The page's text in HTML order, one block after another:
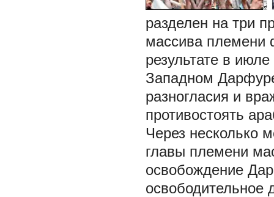
разделен на три
массива
результате в
Западном
разногласия и
противостоять
Через несколько
главы племени
освобождение